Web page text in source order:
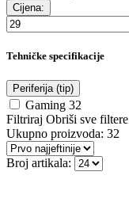
Cijena:
Tehničke specifikacije
Periferija (tip)
Gaming 32
Filtriraj Obriši sve filtere
Ukupno proizvoda: 32
Broj artikala: